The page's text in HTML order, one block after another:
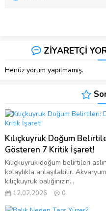
ZİYARETÇİ
Henüz yorum yapılmamış.
Kılıçkuyruk Doğum
Gösteren 7 Kritik İşaret!
Kılıçkuyruk doğum belirtileri
kolaylıkla anlaşılabilir.
kılıçkuyruk balığınızın...
12.02.2026 0